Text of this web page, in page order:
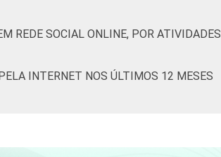
REDE SOCIAL ONLINE, POR ATIVIDADES
INTERNET NOS ÚLTIMOS 12 MESES